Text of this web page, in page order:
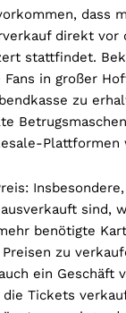
dass
direkt vor
stattfindet.
in großer
zu
Plattformen
sind,
benötigte
zu
ein Geschäft
die Tickets